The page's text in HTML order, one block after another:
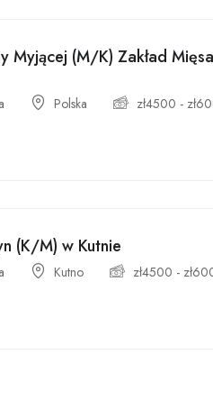
Myjącej (M/K) Zakład
Polska zł4500 - zł
(K/M) w Kutnie
Kutno zł4500 - zł